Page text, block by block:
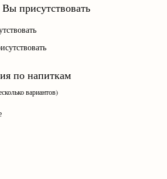
присутствовать
по напиткам
вариантов)